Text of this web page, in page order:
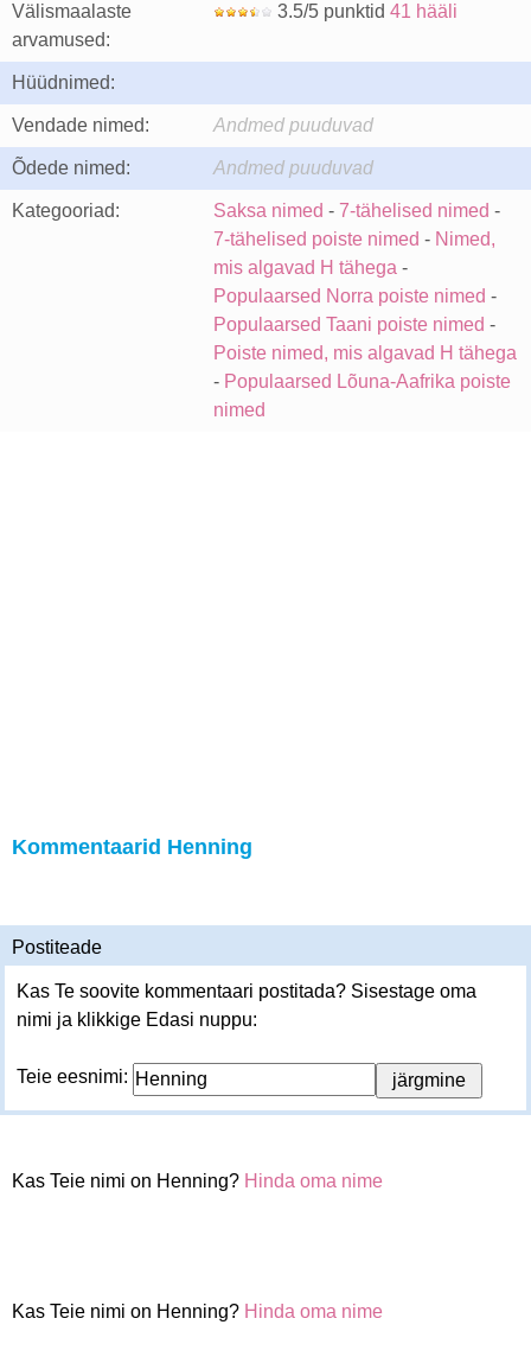
Välismaalaste
arvamused:
3.5/5 punktid 41 hääli
Hüüdnimed:
Vendade nimed: Andmed puuduvad
Õdede nimed: Andmed puuduvad
Kategooriad: Saksa nimed - 7-tähelised nimed -
7-tähelised poiste nimed - Nimed,
mis algavad H tähega -
Populaarsed Norra poiste nimed -
Populaarsed Taani poiste nimed -
Poiste nimed, mis algavad H tähega
- Populaarsed Lõuna-Aafrika poiste
nimed
Kommentaarid Henning
Postiteade
Kas Te soovite kommentaari postitada? Sisestage oma
nimi ja klikkige Edasi nuppu:
Teie eesnimi:
Kas Teie nimi on Henning? Hinda oma nime
Kas Teie nimi on Henning? Hinda oma nime